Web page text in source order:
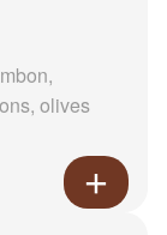
olives